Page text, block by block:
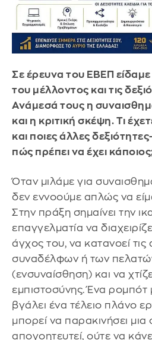
Σε έρευνα του ΕΒΕΠ
του μέλλοντος και τις
Ανάμεσά τους η
και η κριτική σκέψη. Τι
και ποιες άλλες
πώς πρέπει να έχει
Όταν μιλάμε για
δεν εννοούμε απλώς να
Στην πράξη σημαίνει την
επαγγελματία να
άγχος του, να κατανοεί
συναδέλφων ή των
(ενσυναίσθηση) και να
εμπιστοσύνης. Ένα ρομπότ
βγάλει ένα τέλειο πλάνο
μπορεί να παρακινήσει
απογοητευτεί, ούτε να